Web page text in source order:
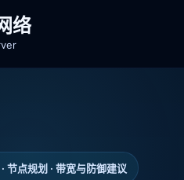
络
节点规划 · 带宽与防御建议